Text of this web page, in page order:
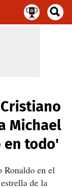
Michael
en todo'
Ronaldo en el
de la